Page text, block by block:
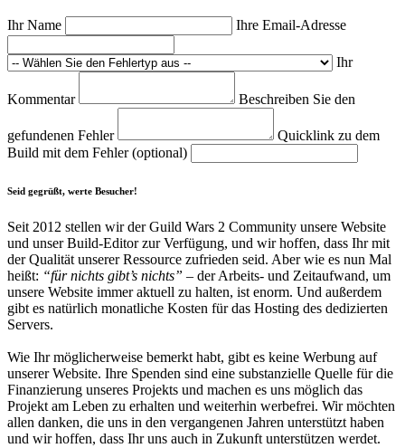
Ihr Name Ihre Email-Adresse
Ihr
Kommentar Beschreiben Sie den
gefundenen Fehler
Quicklink zu dem
Build mit dem Fehler (optional)
Seid gegrüßt, werte Besucher!
Seit 2012 stellen wir der Guild Wars 2 Community unsere Website
und unser Build-Editor zur Verfügung, und wir hoffen, dass Ihr mit
der Qualität unserer Ressource zufrieden seid. Aber wie es nun Mal
heißt: “für nichts gibt’s nichts” – der Arbeits- und Zeitaufwand, um
unsere Website immer aktuell zu halten, ist enorm. Und außerdem
gibt es natürlich monatliche Kosten für das Hosting des dedizierten
Servers.
Wie Ihr möglicherweise bemerkt habt, gibt es keine Werbung auf
unserer Website. Ihre Spenden sind eine substanzielle Quelle für die
Finanzierung unseres Projekts und machen es uns möglich das
Projekt am Leben zu erhalten und weiterhin werbefrei. Wir möchten
allen danken, die uns in den vergangenen Jahren unterstützt haben
und wir hoffen, dass Ihr uns auch in Zukunft unterstützen werdet.